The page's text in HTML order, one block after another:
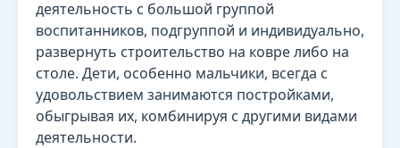
деятельность с большой группой
воспитанников, подгруппой и индивидуально,
развернуть строительство на ковре либо на
столе. Дети, особенно мальчики, всегда с
удовольствием занимаются постройками,
обыгрывая их, комбинируя с другими видами
деятельности.